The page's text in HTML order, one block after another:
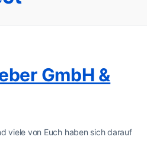
GmbH &
viele von Euch haben sich darauf